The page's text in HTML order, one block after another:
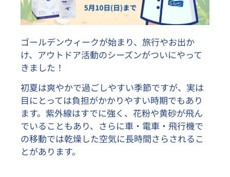
ゴールデンウィークが始まり、旅行やお出か
け、アウトドア活動のシーズンがついにやって
きました！
初夏は爽やかで過ごしやすい季節ですが、実は
目にとっては負担がかかりやすい時期でもあり
ます。紫外線はすでに強く、花粉や黄砂が飛ん
でいることもあり、さらに車・電車・飛行機で
の移動では乾燥した空気に長時間さらされるこ
とがあります。